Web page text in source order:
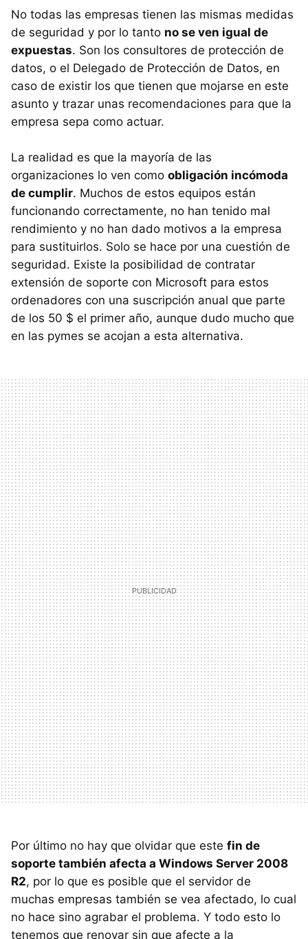
No todas las empresas tienen las mismas medidas
de seguridad y por lo tanto no se ven igual de
expuestas. Son los consultores de protección de
datos, o el Delegado de Protección de Datos, en
caso de existir los que tienen que mojarse en este
asunto y trazar unas recomendaciones para que la
empresa sepa como actuar.
La realidad es que la mayoría de las
organizaciones lo ven como obligación incómoda
de cumplir. Muchos de estos equipos están
funcionando correctamente, no han tenido mal
rendimiento y no han dado motivos a la empresa
para sustituirlos. Solo se hace por una cuestión de
seguridad. Existe la posibilidad de contratar
extensión de soporte con Microsoft para estos
ordenadores con una suscripción anual que parte
de los 50 $ el primer año, aunque dudo mucho que
en las pymes se acojan a esta alternativa.
Por último no hay que olvidar que este fin de
soporte también afecta a Windows Server 2008
R2, por lo que es posible que el servidor de
muchas empresas también se vea afectado, lo cual
no hace sino agrabar el problema. Y todo esto lo
tenemos que renovar sin que afecte a la